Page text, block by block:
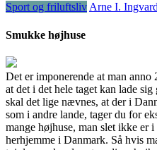
Sport og friluftslivArne I.
Smukke højhuse
Det er imponerende at man
at det i det hele taget kan lade
skal det lige nævnes, at der i
som i andre lande, tager du for
mange højhuse, man slet ikke er
herhjemme i Danmark. Så hvis